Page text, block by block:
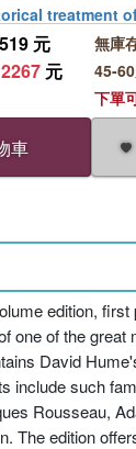
元
2267 元
車
無庫
45-
下單
treatment
edition,
one of the great
David
include such
Rousseau,
The edition